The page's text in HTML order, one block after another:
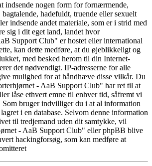
indsende nogen form for fornærmende,
hadefuldt, truende eller sexuelt
indsende andet materiale, som er i strid med
sig i dit eget land, landet hvor
Support Club" er hostet eller international
kan dette medføre, at du øjeblikkeligt og
med besked herom til din Internet-
det nødvendigt. IP-adresserne for alle
mulighed for at håndhæve disse vilkår. Du
- AaB Support Club" har ret til at
låse ethvert emne til enhver tid, såfremt vi
Som bruger indvilliger du i at al information
i en database. Selvom denne information
til tredjemand uden dit samtykke, vil
- AaB Support Club" eller phpBB blive
hackingforsøg, som kan medføre at